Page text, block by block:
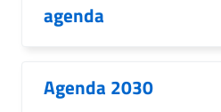
agenda
Agenda 2030